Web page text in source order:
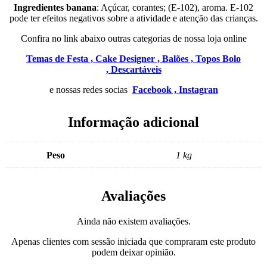
Ingredientes banana: Açúcar, corantes; (E-102), aroma. E-102
pode ter efeitos negativos sobre a atividade e atenção das crianças.
Confira no link abaixo outras categorias de nossa loja online
Temas de Festa , Cake Designer , Balões , Topos Bolo
, Descartáveis
e nossas redes socias Facebook , Instagran
Informação adicional
Peso 1 kg
Avaliações
Ainda não existem avaliações.
Apenas clientes com sessão iniciada que compraram este produto
podem deixar opinião.